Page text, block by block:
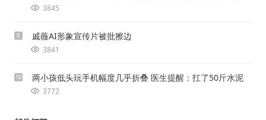
3845
9 戚薇AI形象宣传片被批擦边
3841
10 两小孩低头玩手机幅度几乎折叠 医生提醒：扛了50斤水泥
3772